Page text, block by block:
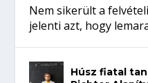
Nem sikerült a
jelenti azt, hogy
Húsz fiatal